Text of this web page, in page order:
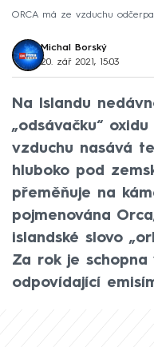
ORCA má ze vzduchu
Michal Borský
20. zář 2021, 15:03
Na Islandu
„odsávačku“
vzduchu nasává
hluboko pod
přeměňuje na
pojmenována
islandské slovo
Za rok je
odpovídající